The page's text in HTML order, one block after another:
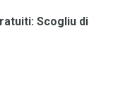
Scogliu di